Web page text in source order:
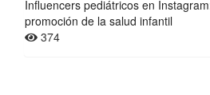
Influencers pediátricos en
promoción de la salud infantil
374